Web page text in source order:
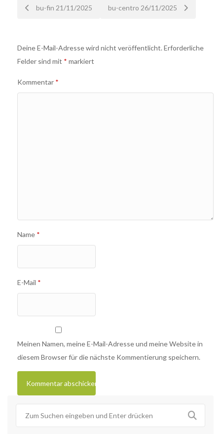
Nach
Navigation
bu-fin 21/11/2025 bu-centro 26/11/2025
Deine E-Mail-Adresse wird nicht veröffentlicht. Erforderliche
Felder sind mit * markiert
Kommentar *
Name *
E-Mail *
Meinen Namen, meine E-Mail-Adresse und meine Website in
diesem Browser für die nächste Kommentierung speichern.